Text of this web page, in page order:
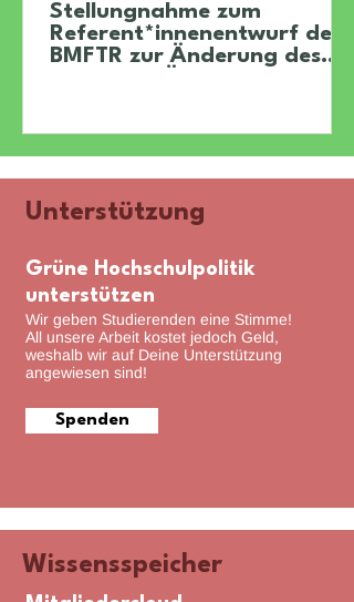
Stellungnahme zum
Referent*innenentwurf des
BMFTR zur Änderung des
Unterstützung
Grüne Hochschulpolitik
unterstützen
Wir geben Studierenden eine Stimme!
All unsere Arbeit kostet jedoch Geld,
weshalb wir auf Deine Unterstützung
angewiesen sind!
Spenden
Wissensspeicher